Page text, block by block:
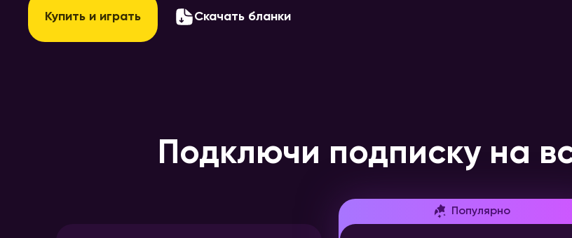
Купить и играть Скачать бланки
Подключи подписку на
Популярно